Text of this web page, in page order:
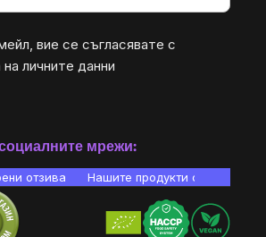
вие се съгласявате с
личните данни
мрежи:
отзива Нашите продукти са